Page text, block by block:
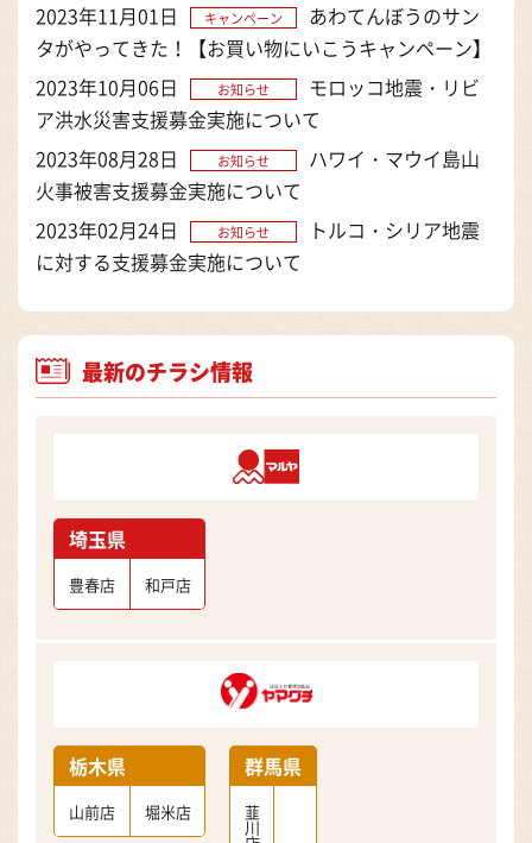
2023年11月01日
キャンペーン
あわてんぼうのサン
タがやってきた！【お買い物にいこうキャンペーン】
2023年10月06日
お知らせ
モロッコ地震・リビ
ア洪水災害支援募金実施について
2023年08月28日
お知らせ
ハワイ・マウイ島山
火事被害支援募金実施について
2023年02月24日
お知らせ
トルコ・シリア地震
に対する支援募金実施について
最新のチラシ情報
埼玉県
豊春店 和戸店
栃木県
山前店 堀米店
群馬県
韮
川